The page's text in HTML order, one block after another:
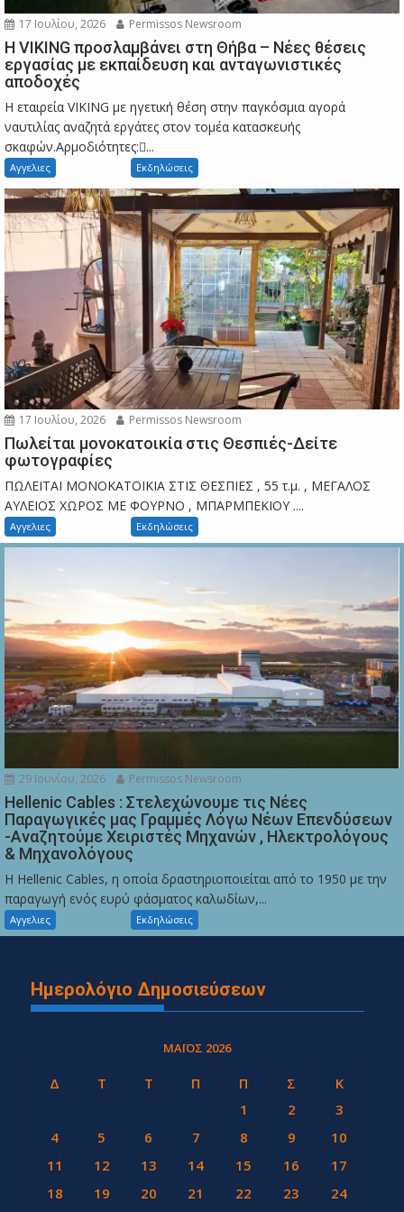
17 Ιουλίου, 2026 Permissos Newsroom
Η VIKING προσλαμβάνει στη Θήβα – Νέες θέσεις
εργασίας με εκπαίδευση και ανταγωνιστικές
αποδοχές
Η εταιρεία VIKING με ηγετική θέση στην παγκόσμια αγορά
ναυτιλίας αναζητά εργάτες στον τομέα κατασκευής
σκαφών.Αρμοδιότητες:...
Αγγελιες Εκδηλώσεις
17 Ιουλίου, 2026 Permissos Newsroom
Πωλείται μονοκατοικία στις Θεσπιές-Δείτε
φωτογραφίες
ΠΩΛΕΙΤΑΙ ΜΟΝΟΚΑΤΟΙΚΙΑ ΣΤΙΣ ΘΕΣΠΙΕΣ , 55 τ.μ. , ΜΕΓΑΛΟΣ
ΑΥΛΕΙΟΣ ΧΩΡΟΣ ΜΕ ΦΟΥΡΝΟ , ΜΠΑΡΜΠΕΚΙΟΥ ....
Αγγελιες Εκδηλώσεις
29 Ιουνίου, 2026 Permissos Newsroom
Hellenic Cables : Στελεχώνουμε τις Νέες
Παραγωγικές μας Γραμμές Λόγω Νέων Επενδύσεων
-Αναζητούμε Χειριστές Μηχανών , Ηλεκτρολόγους
& Μηχανολόγους
Η Hellenic Cables, η οποία δραστηριοποιείται από το 1950 με την
παραγωγή ενός ευρύ φάσματος καλωδίων,...
Αγγελιες Εκδηλώσεις
Ημερολόγιο Δημοσιεύσεων
ΜΆΙΟΣ 2026
Δ Τ Τ Π Π Σ
Κ
1
2
3
4
5 6 7 8 9
10
11
12 13 14 15 16
17
18
19 20 21 22 23
24